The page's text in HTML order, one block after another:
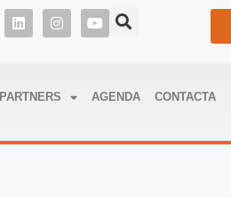
PARTNERS AGENDA CONTACTA